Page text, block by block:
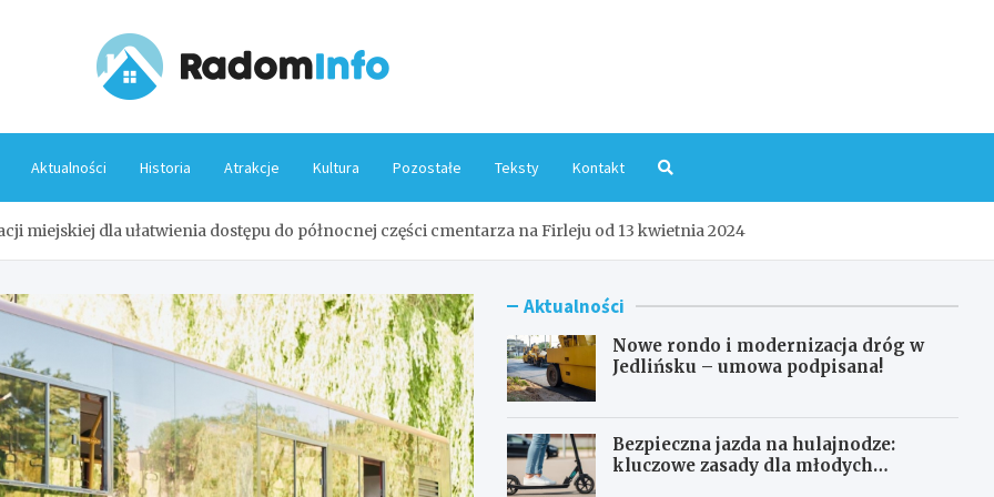
Aktualności Historia Atrakcje Kultura Pozostałe Teksty Kontakt
miejskiej dla ułatwienia dostępu do północnej części cmentarza na Firleju od 13 kwietnia 2024
Aktualności
Nowe rondo i modernizacja dróg w
Jedlińsku – umowa podpisana!
Bezpieczna jazda na hulajnodze:
kluczowe zasady dla młodych